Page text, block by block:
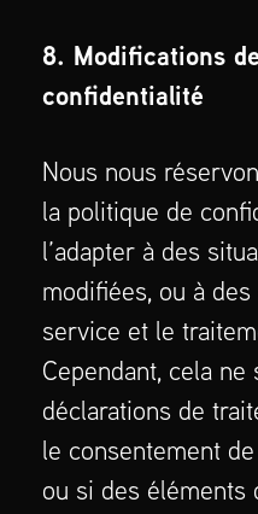
8. Modifications
confidentialité
Nous nous
la politique de
l’adapter à des
modifiées, ou à
service et le
Cependant, cela ne
déclarations de
le consentement
ou si des éléments